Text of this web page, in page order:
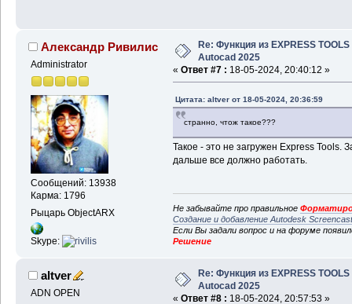
Александр Ривилис
Administrator
Сообщений: 13938
Карма: 1796
Рыцарь ObjectARX
Skype:
Re: Функция из EXPRESS TOOLS
Autocad 2025
« Ответ #7 : 18-05-2024, 20:40:12 »
Цитата: altver от 18-05-2024, 20:36:59
странно, чтож такое???
Такое - это не загружен Express Tools.
дальше все должно работать.
Не забывайте про правильное
Создание и добавление Autodesk
Если Вы задали вопрос и на форуме
Решение
altver
ADN OPEN
Re: Функция из EXPRESS TOOLS
Autocad 2025
« Ответ #8 : 18-05-2024, 20:57:53 »